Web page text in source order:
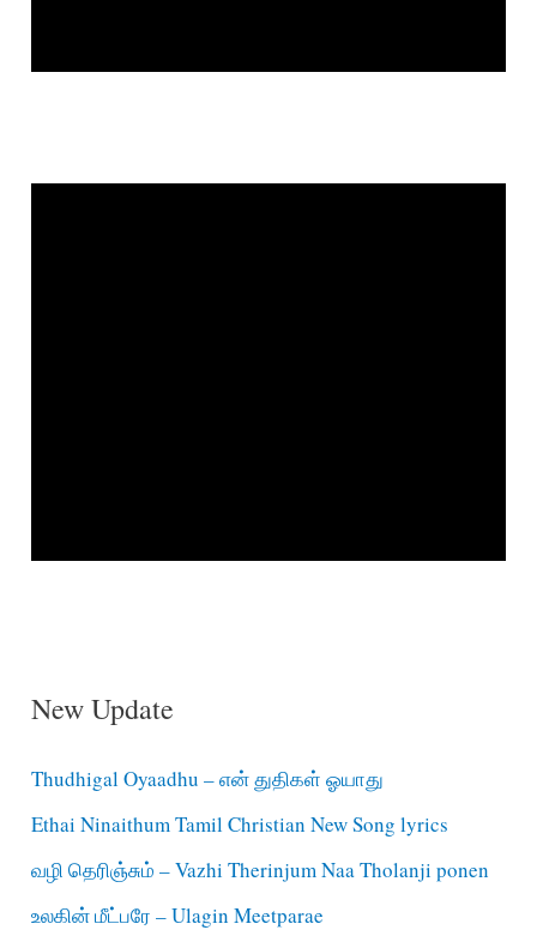
New Update
Thudhigal Oyaadhu – என் துதிகள் ஓயாது
Ethai Ninaithum Tamil Christian New Song lyrics
வழி தெரிஞ்சும் – Vazhi Therinjum Naa Tholanji ponen
உலகின் மீட்பரே – Ulagin Meetparae